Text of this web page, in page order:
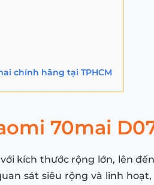
chính hãng tại TPHCM
70mai
kích thước rộng lớn, lên
sát siêu rộng và linh